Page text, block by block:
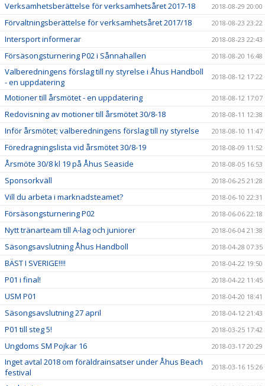
Verksamhetsberättelse för verksamhetsåret 2017-18 2018-08-29 20:00
Förvaltningsberättelse för verksamhetsåret 2017/18 2018-08-23 23:22
Intersport informerar 2018-08-23 22:43
Försäsongsturnering P02 i Sånnahallen 2018-08-20 16:48
Valberedningens förslag till ny styrelse i Åhus Handboll
- en uppdatering
2018-08-12 17:22
Motioner till årsmötet - en uppdatering 2018-08-12 17:07
Redovisning av motioner till årsmötet 30/8-18 2018-08-11 12:38
Inför årsmötet; valberedningens förslag till ny styrelse 2018-08-10 11:47
Föredragningslista vid årsmötet 30/8-19 2018-08-09 11:52
Årsmöte 30/8 kl 19 på Åhus Seaside 2018-08-05 16:53
Sponsorkväll 2018-06-25 21:28
Vill du arbeta i marknadsteamet? 2018-06-10 22:31
Försäsongsturnering P02 2018-06-06 22:18
Nytt tränarteam till A-lag och juniorer 2018-06-04 21:38
Säsongsavslutning Åhus Handboll 2018-04-28 07:35
BÄST I SVERIGE!!!! 2018-04-22 19:50
P01 i final! 2018-04-22 11:45
USM P01 2018-04-20 18:41
Säsongsavslutning 27 april 2018-04-12 21:43
P01 till steg 5! 2018-03-25 17:42
Ungdoms SM Pojkar 16 2018-03-17 20:29
Inget avtal 2018 om föräldrainsatser under Åhus Beach
festival
2018-03-16 15:26